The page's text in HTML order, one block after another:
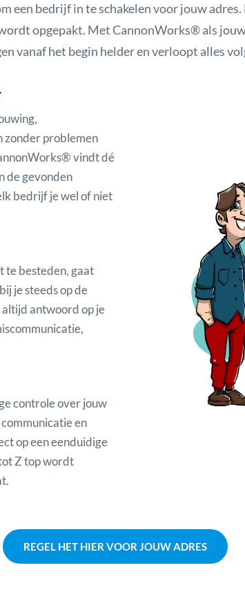
een bedrijf in te schakelen voor jouw adres.
opgepakt. Met CannonWorks® als
vanaf het begin helder en verloopt alles
zonder problemen
vindt dé
de gevonden
bedrijf je wel of niet
te besteden, gaat
je steeds op de
antwoord op je
controle over jouw
en
op een eenduidige
Z top wordt
REGEL HET HIER VOOR JOUW ADRES